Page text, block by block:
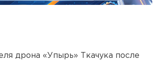
дрона «Упырь» Ткачука после